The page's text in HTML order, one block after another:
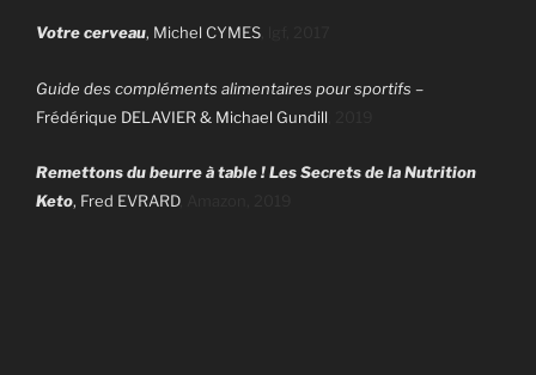
Votre cerveau, Michel CYMES
Guide des compléments alimentaires pour sportifs –
Frédérique DELAVIER & Michael Gundill
Remettons du beurre à table ! Les Secrets de la Nutrition
Keto, Fred EVRARD,